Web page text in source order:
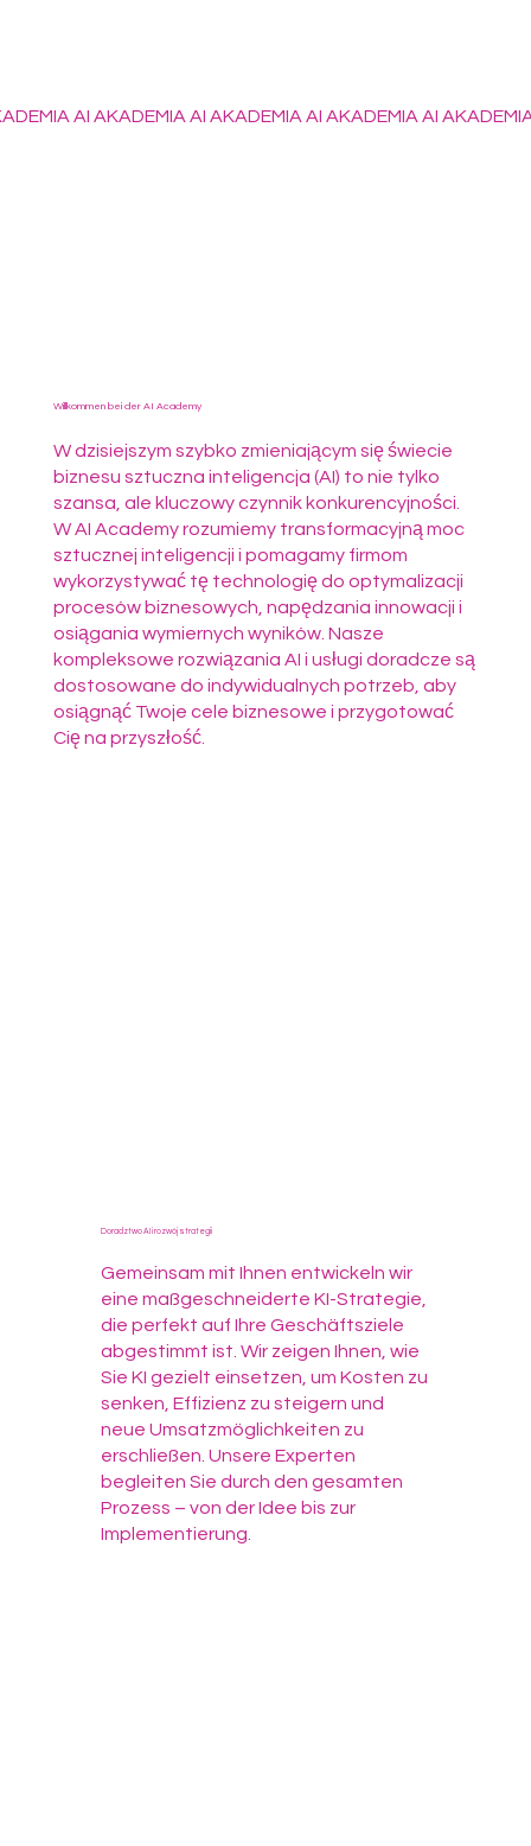
AI AKADEMIA AI AKADEMIA AI AKADEMIA AI
Willkommen bei der AI Academy
W dzisiejszym szybko zmieniającym się świecie
biznesu sztuczna inteligencja (AI) to nie tylko
szansa, ale kluczowy czynnik konkurencyjności.
W AI Academy rozumiemy transformacyjną moc
sztucznej inteligencji i pomagamy firmom
wykorzystywać tę technologię do optymalizacji
procesów biznesowych, napędzania innowacji i
osiągania wymiernych wyników. Nasze
kompleksowe rozwiązania AI i usługi doradcze są
dostosowane do indywidualnych potrzeb, aby
osiągnąć Twoje cele biznesowe i przygotować
Cię na przyszłość.
Doradztwo AI i rozwój strategii
Gemeinsam mit Ihnen entwickeln wir
eine maßgeschneiderte KI-Strategie,
die perfekt auf Ihre Geschäftsziele
abgestimmt ist. Wir zeigen Ihnen, wie
Sie KI gezielt einsetzen, um Kosten zu
senken, Effizienz zu steigern und
neue Umsatzmöglichkeiten zu
erschließen. Unsere Experten
begleiten Sie durch den gesamten
Prozess – von der Idee bis zur
Implementierung.​